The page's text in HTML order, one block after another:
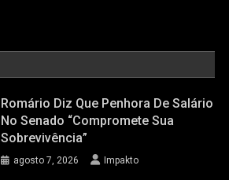
Romário Diz Que Penhora De Salário
No Senado “compromete Sua
Sobrevivência”
agosto 7, 2026 Impakto